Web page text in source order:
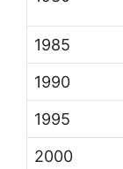
1985
1990
1995
2000